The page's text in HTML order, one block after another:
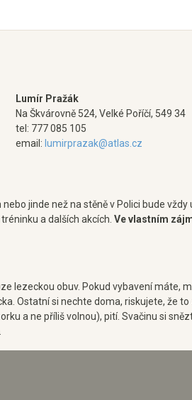
Lumír Pražák
Na Škvárovně 524, Velké Poříčí, 549 34
tel: 777 085 105
email: lumirprazak@atlas.cz
jinde než na stěně v Polici bude
a dalších akcích. Ve vlastním
lezeckou obuv. Pokud vybavení máte,
Ostatní si nechte doma, riskujete, že
a ne příliš volnou), pití. Svačinu si